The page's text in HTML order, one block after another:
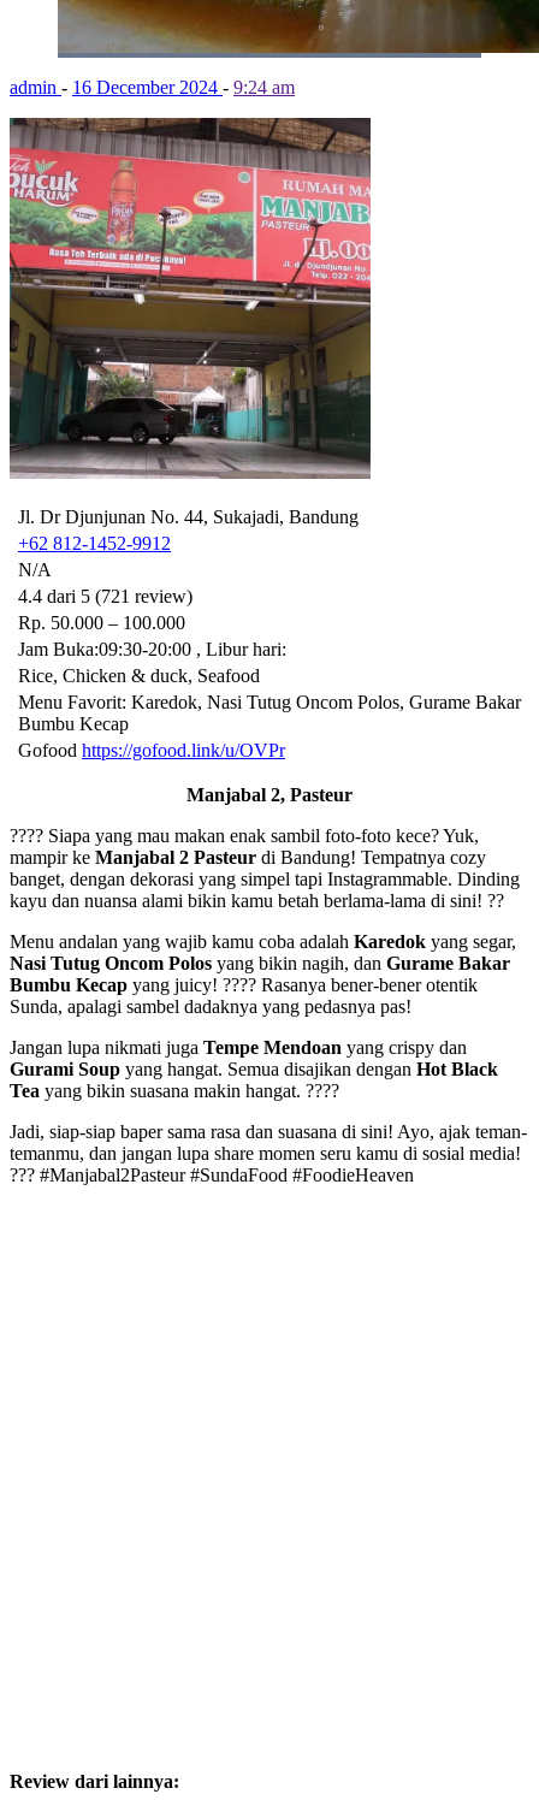
admin - 16 December 2024 - 9:24 am
Jl. Dr Djunjunan No. 44, Sukajadi, Bandung
+62 812-1452-9912
N/A
4.4 dari 5 (721 review)
Rp. 50.000 – 100.000
Jam Buka:09:30-20:00 , Libur hari:
Rice, Chicken & duck, Seafood
Menu Favorit: Karedok, Nasi Tutug Oncom Polos, Gurame Bakar
Bumbu Kecap
Gofood https://gofood.link/u/OVPr
Manjabal 2, Pasteur
???? Siapa yang mau makan enak sambil foto-foto kece? Yuk,
mampir ke Manjabal 2 Pasteur di Bandung! Tempatnya cozy
banget, dengan dekorasi yang simpel tapi Instagrammable. Dinding
kayu dan nuansa alami bikin kamu betah berlama-lama di sini! ??
Menu andalan yang wajib kamu coba adalah Karedok yang segar,
Nasi Tutug Oncom Polos yang bikin nagih, dan Gurame Bakar
Bumbu Kecap yang juicy! ???? Rasanya bener-bener otentik
Sunda, apalagi sambel dadaknya yang pedasnya pas!
Jangan lupa nikmati juga Tempe Mendoan yang crispy dan
Gurami Soup yang hangat. Semua disajikan dengan Hot Black
Tea yang bikin suasana makin hangat. ????
Jadi, siap-siap baper sama rasa dan suasana di sini! Ayo, ajak teman-
temanmu, dan jangan lupa share momen seru kamu di sosial media!
??? #Manjabal2Pasteur #SundaFood #FoodieHeaven
Review dari lainnya: